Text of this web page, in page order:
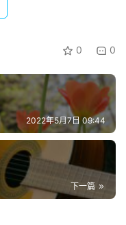
0 0
2022年5月7日 09:44
下一篇